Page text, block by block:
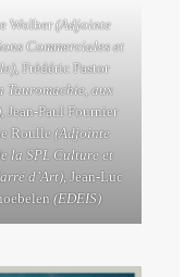
Wolber(Adjointe
Commerciales et
, Frédéric Pastor
Tauromachie, aux
, Jean-Paul Fournier
Roulle (Adjointe
la SPL Culture et
d’Art), Jean-Luc
(EDEIS)